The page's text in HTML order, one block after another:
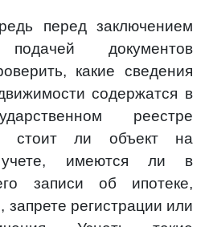
перед заключением
документов
какие сведения
содержатся в
реестре
стоит ли объект на
учете, имеются ли в
записи об ипотеке,
запрете регистрации или